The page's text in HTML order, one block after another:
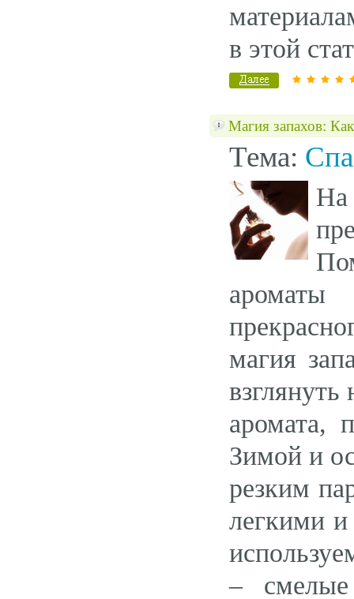
в этой
Магия запахов:
Тема:
магия
аромата,
Зимой и
резким
легкими
–